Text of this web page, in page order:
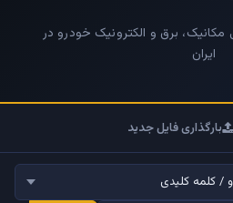
مکانیک، برق و الکترونیک خودرو در
ایران
بارگذاری فایل جدید